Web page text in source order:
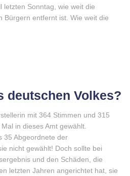
letzten Sonntag, wie weit die
Bürgern entfernt ist. Wie weit die
deutschen Volkes?
mit 364 Stimmen und 315
in dieses Amt gewählt.
35 Abgeordnete der
nicht gewählt! Doch sollte bei
und den Schäden, die
letzten Jahren angerichtet hat, sie